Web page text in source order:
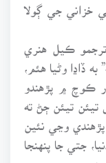
خزاني جي ڳولا
ڪيل هنري
ڏاڍا وڻيا هئم،
ڪوچ ۾ پڙهندو
تيئن تيئن ڄڻ ته
پڙهندي وڃي نئين
جتي جا پنهنجا